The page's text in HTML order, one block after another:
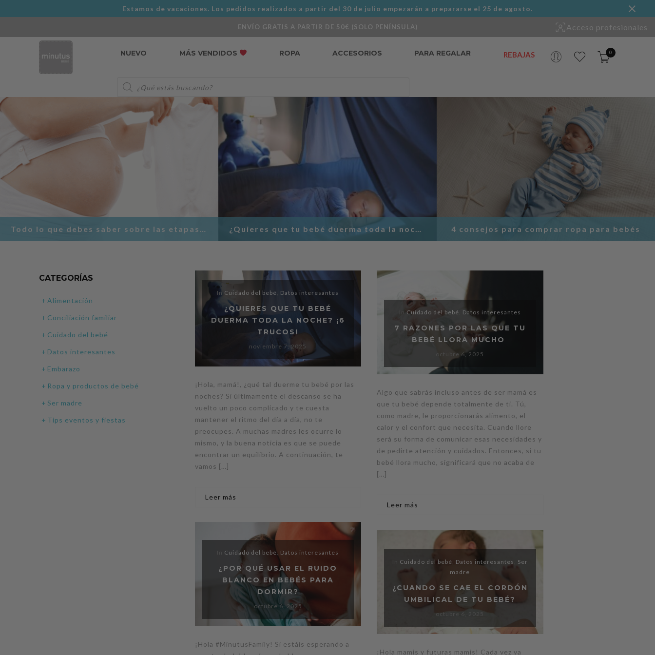
Estamos de vacaciones. Los pedidos realizados a partir del 30 de julio empezarán a prepararse el 25 de agosto.
ENVÍO GRATIS A PARTIR DE 50€ (SOLO PENÍNSULA) Acceso profesionales
NUEVO MÁS VENDIDOS ROPA ACCESORIOS PARA REGALAR REBAJAS 0
Búsqueda
de
productos
Todo lo que debes saber sobre las etapas del embarazo ¿Quieres que tu bebé duerma toda la noche? ¡6 trucos! 4 consejos para comprar ropa para bebés
In Cuidado del bebé, Datos interesantes
¿QUIERES QUE TU BEBÉ
DUERMA TODA LA NOCHE? ¡6
TRUCOS!
noviembre 7, 2025
¡Hola, mamá!, ¿qué tal duerme tu bebé por las
noches? Si últimamente el descanso se ha
vuelto un poco complicado y te cuesta
mantener el ritmo del día a día, no te
preocupes. A muchas madres les ocurre lo
mismo, y la buena noticia es que se puede
encontrar un equilibrio. A continuación, te
vamos […]
Leer más
InCuidado del bebé Datos interesantes
7 RAZONES POR LAS QUE TU
BEBÉ LLORA MUCHO
octubre 6, 2025
Algo que sabrás incluso antes de ser mamá es
que tu bebé depende totalmente de ti. Tú,
como madre, le proporcionarás alimento, el
calor y el confort que necesita. Cuando llore
será su forma de comunicar esas necesidades y
de pedirte atención y cuidados. Entonces, si tu
bebé llora mucho, significará que no acaba de
[…]
Leer más
Cuidado del bebé, Datos interesantes
¿POR QUÉ USAR EL RUIDO
BLANCO EN BEBÉS PARA
DORMIR?
octubre 6, 2025
¡Hola #MinutusFamily! Si estáis esperando a
In Cuidado del bebé Datos interesantes
Ser
madre
¿CUANDO SE CAE EL CORDÓN
UMBILICAL DE TU BEBÉ?
octubre 6, 2025
¡Hola mamis y futuras mamis! Cada vez va
CATEGORÍAS
Alimentación
Conciliación familiar
Cuidado del bebé
Datos interesantes
Embarazo
Ropa y productos de bebé
Ser madre
Tips eventos y fiestas